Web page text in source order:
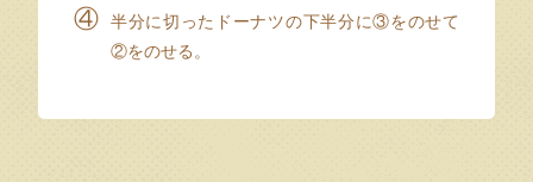
④ 半分に切ったドーナツの下半分に③をのせて
②をのせる。